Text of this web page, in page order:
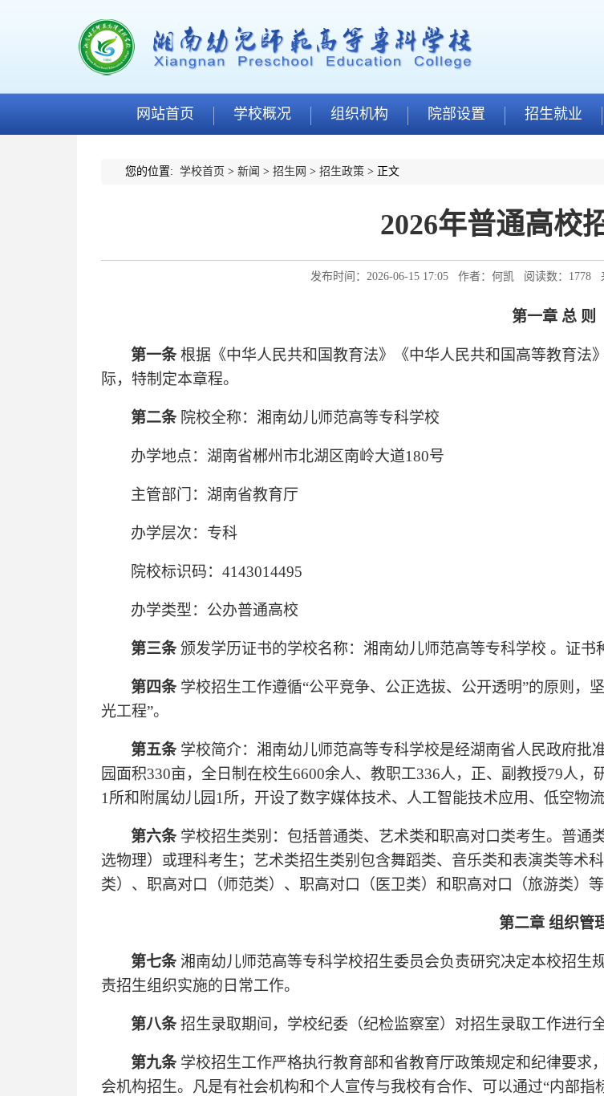
网站首页 学校概况 组织机构 院部设置 招生就业
您的位置: 学校首页 > 新闻 > 招生网 > 招生政策 > 正文
2026年普通高校
发布时间：2026-06-15 17:05 作者：何凯 阅读数： 1778
第一章 总 则
第一条根据《中华人民共和国教育法》《中华人民共和国高等教育法
际，特制定本章程。
第二条 院校全称：湘南幼儿师范高等专科学校
办学地点：湖南省郴州市北湖区南岭大道180号
主管部门：湖南省教育厅
办学层次：专科
院校标识码：4143014495
办学类型：公办普通高校
第三条颁发学历证书的学校名称：湘南幼儿师范高等专科学校 。证书
第四条 学校招生工作遵循“公平竞争、公正选拔、公开透明”的原则，
光工程”。
第五条 学校简介：湘南幼儿师范高等专科学校是经湖南省人民政府
园面积330亩，全日制在校生6600余人、教职工336人，正、副教授79人
1所和附属幼儿园1所，开设了数字媒体技术、人工智能技术应用、低空物
第六条 学校招生类别：包括普通类、艺术类和职高对口类考生。普
选物理）或理科考生；艺术类招生类别包含舞蹈类、音乐类和表演类等术
类）、职高对口（师范类）、职高对口（医卫类）和职高对口（旅游类）等
第二章 组织管
第七条 湘南幼儿师范高等专科学校招生委员会负责研究决定本校招生
责招生组织实施的日常工作。
第八条招生录取期间，学校纪委（纪检监察室）对招生录取工作进行
第九条 学校招生工作严格执行教育部和省教育厅政策规定和纪律要
会机构招生。凡是有社会机构和个人宣传与我校有合作、可以通过“内部